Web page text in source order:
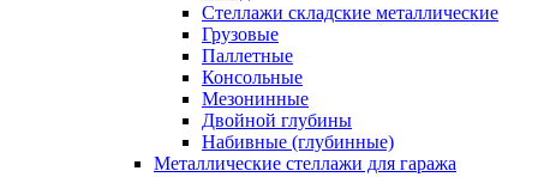
Стеллажи складские металлические
Грузовые
Паллетные
Консольные
Мезонинные
Двойной глубины
Набивные (глубинные)
Металлические стеллажи для гаража